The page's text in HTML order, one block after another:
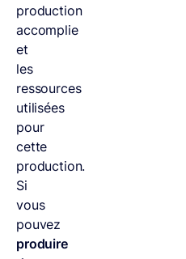
production
accomplie
et
les
ressources
utilisées
pour
cette
production.
Si
vous
pouvez
produire